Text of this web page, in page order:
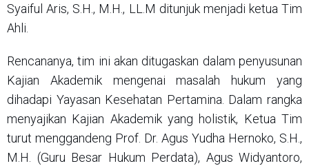
Syaiful Aris, S.H., M.H., LL.M ditunjuk menjadi ketua Tim
Ahli.
Rencananya, tim ini akan ditugaskan dalam penyusunan
Kajian Akademik mengenai masalah hukum yang
dihadapi Yayasan Kesehatan Pertamina. Dalam rangka
menyajikan Kajian Akademik yang holistik, Ketua Tim
turut menggandeng Prof. Dr. Agus Yudha Hernoko, S.H.,
M.H. (Guru Besar Hukum Perdata), Agus Widyantoro,